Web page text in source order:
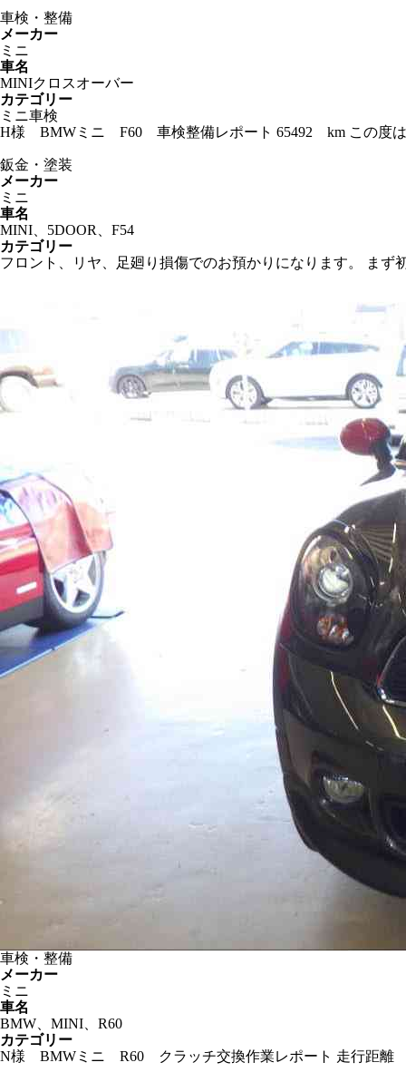
車検・整備
メーカー
ミニ
車名
MINIクロスオーバー
カテゴリー
ミニ車検
H様 BMWミニ F60 車検整備レポート 65492 km この度は
鈑金・塗装
メーカー
ミニ
車名
MINI、5DOOR、F54
カテゴリー
フロント、リヤ、足廻り損傷でのお預かりになります。 ま
車検・整備
メーカー
ミニ
車名
BMW、MINI、R60
カテゴリー
N様 BMWミニ R60 クラッチ交換作業レポート 走行距離